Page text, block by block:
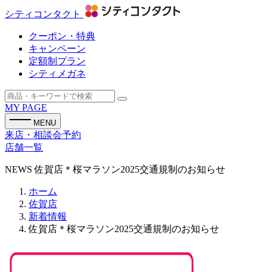
シティコンタクト
クーポン・特典
キャンペーン
定額制プラン
シティメガネ
MY PAGE
MENU
来店・相談会予約
店舗一覧
NEWS 佐賀店＊桜マラソン2025交通規制のお知らせ
ホーム
佐賀店
新着情報
佐賀店＊桜マラソン2025交通規制のお知らせ